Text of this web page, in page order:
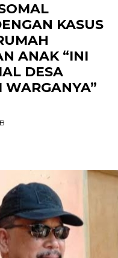
KASUS
ANAK “INI
DESA
WARGANYA”